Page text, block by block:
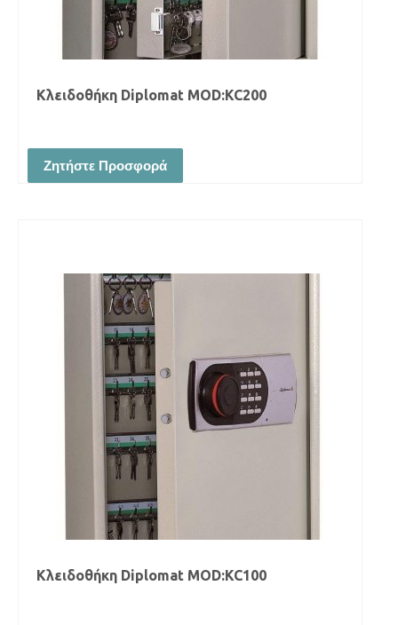
Κλειδοθήκη Diplomat MOD:KC200
Ζητήστε Προσφορά
Κλειδοθήκη Diplomat MOD:KC100